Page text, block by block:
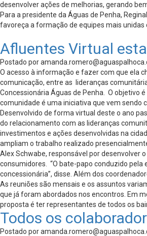
desenvolver ações de melhorias, gerando
Para a presidente da Águas de Penha,
favoreça a formação de equipes mais
Afluentes Virtual
Postado por
O acesso à informação e fazer com que ela
comunicação, entre as lideranças
Concessionária Águas de Penha. O objetivo
comunidade é uma iniciativa que vem sendo
Desenvolvido de forma virtual deste o ano
do relacionamento com as lideranças
investimentos e ações desenvolvidas na
ampliam o trabalho realizado
Alex Schwabe, responsável por desenvolver
consumidores. “O bate-papo conduzido pela
concessionária”, disse. Além dos
As reuniões são mensais e os assuntos
que já foram abordados nos encontros. Em
proposta é ter representantes de todos os
Todos os
Postado por